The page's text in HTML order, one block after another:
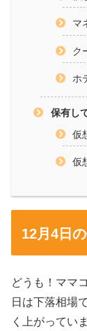
マ
ク
ホ
保有し
仮
仮
12月4日
どうも！ママ
日は下落相場
く上がってい